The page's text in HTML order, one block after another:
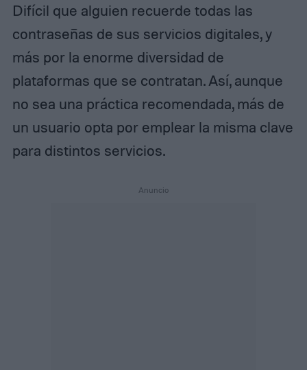
Difícil que alguien recuerde todas las
contraseñas de sus servicios digitales, y
más por la enorme diversidad de
plataformas que se contratan. Así, aunque
no sea una práctica recomendada, más de
un usuario opta por emplear la misma clave
para distintos servicios.